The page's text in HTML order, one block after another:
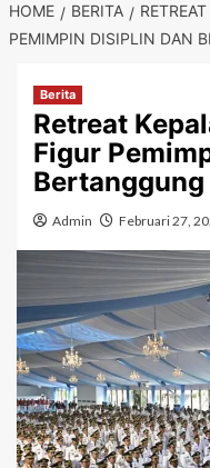
HOME BERITA
PEMIMPIN DISIPLIN DAN
Berita
Retreat
Figur
Admin Februari 27,